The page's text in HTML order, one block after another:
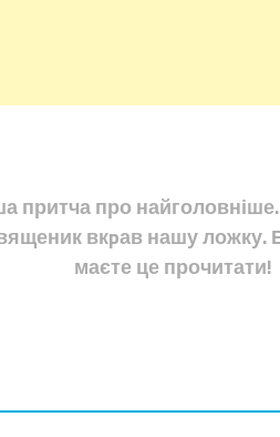
притча про
вкpав нашу ложку.
маєте це прочитати!